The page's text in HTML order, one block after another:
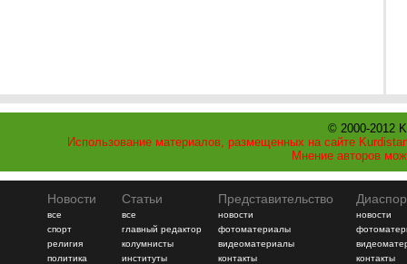
© 2000-2012
Использование материалов, размещенных на сайте
Мнение авторов
Новости
все
спорт
религия
политика
Статьи
все
главный редактор
колумнисты
институты
Представительство
новости
фотоматериалы
видеоматериалы
контакты
новости
контакты